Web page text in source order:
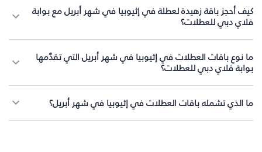
كيف أحجز باقة زهيدة لعطلة في إثيوبيا في شهر أبريل مع بوابة
فلاي دبي للعطلات؟
ما نوع باقات العطلات في إثيوبيا في شهر أبريل التي تقدّمها
بوابة فلاي دبي للعطلات؟
ما الذي تشمله باقات العطلات في إثيوبيا في شهر أبريل؟